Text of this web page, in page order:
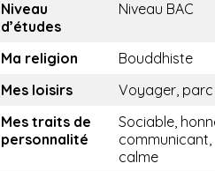
Niveau
d’études
Niveau BAC
Ma religion
Bouddhiste
Mes loisirs
Voyager, parc
Mes traits de
personnalité
Sociable,
communicant,
calme